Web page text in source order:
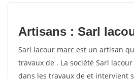
votes
Artisans : Sarl
Sarl lacour marc est un artisan
travaux de . La société Sarl
dans les travaux de et intervient